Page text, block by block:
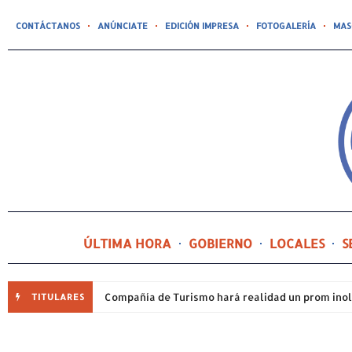
CONTÁCTANOS ANÚNCIATE EDICIÓN IMPRESA FOTOGALERÍA
ÚLTIMA HORA GOBIERNO LOCALES
TITULARES